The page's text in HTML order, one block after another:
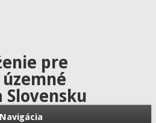
pre
Slovensku
Navigácia